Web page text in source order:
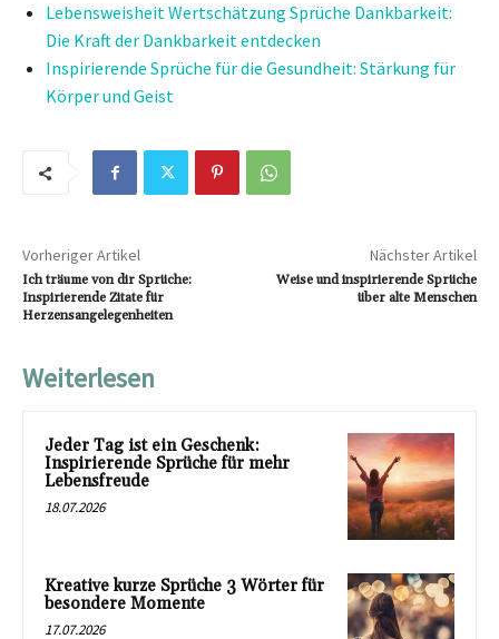
Lebensweisheit Wertschätzung Sprüche Dankbarkeit:
Die Kraft der Dankbarkeit entdecken
Inspirierende Sprüche für die Gesundheit: Stärkung für
Körper und Geist
Vorheriger Artikel
Ich träume von dir Sprüche:
Inspirierende Zitate für
Herzensangelegenheiten
Nächster Artikel
Weise und inspirierende Sprüche
über alte Menschen
Weiterlesen
Jeder Tag ist ein Geschenk:
Inspirierende Sprüche für mehr
Lebensfreude
18.07.2026
Kreative kurze Sprüche 3 Wörter für
besondere Momente
17.07.2026